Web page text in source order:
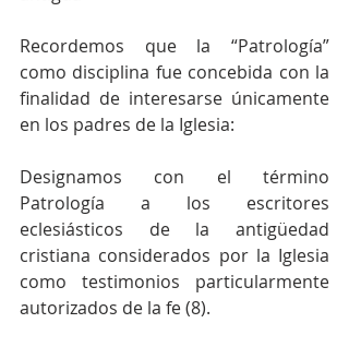
Recordemos que la “Patrología”
como disciplina fue concebida con la
finalidad de interesarse únicamente
en los padres de la Iglesia:
Designamos con el término
Patrología a los escritores
eclesiásticos de la antigüedad
cristiana considerados por la Iglesia
como testimonios particularmente
autorizados de la fe (8).